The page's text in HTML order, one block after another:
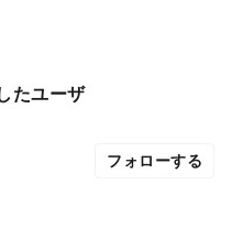
たユーザ
フォローする